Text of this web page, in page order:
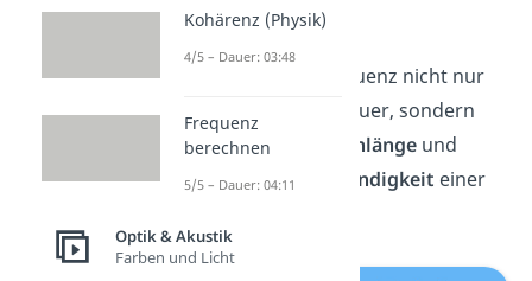
Du kannst die Frequenz nicht nur
mit der Periodendauer, sondern
auch mit der
Wellenlänge und
derWellengeschwindigkeit einer
Kohärenz (Physik)
4/5 – Dauer: 03:48
Frequenz
berechnen
5/5 – Dauer: 04:11
Optik & Akustik
Farben und Licht